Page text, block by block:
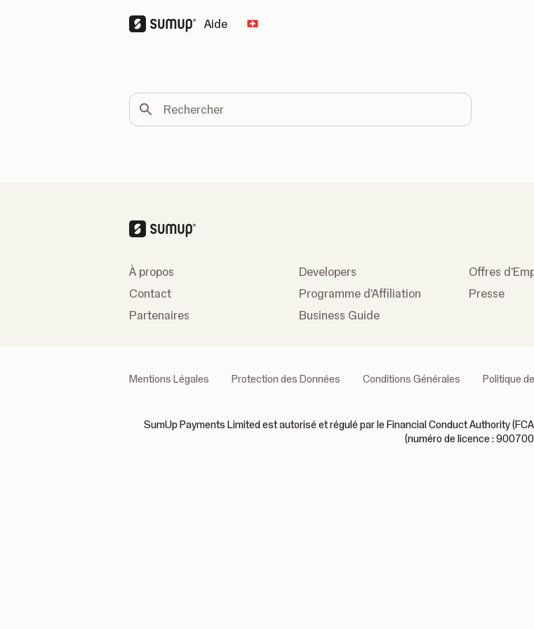
Aide Change country
Rechercher
À propos
Contact
Partenaires
Developers
Programme d'Affiliation
Business Guide
Offres
Presse
Mentions Légales Protection des Données Conditions Générales Politique
SumUp Payments Limited est autorisé et régulé par le Financial Conduct Authority
(numéro de licence :